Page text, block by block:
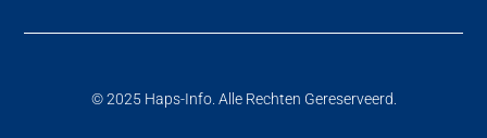
© 2025 Haps-Info. Alle Rechten Gereserveerd.